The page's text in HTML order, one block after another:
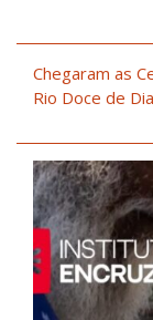
Chegaram as
Rio Doce de